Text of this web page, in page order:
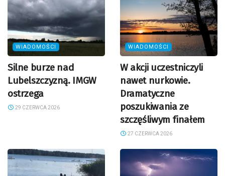
WIADOMOŚCI
Silne burze nad
Lubelszczyzną. IMGW
ostrzega
29 CZERWCA 2026
WIADOMOŚCI
W akcji uczestniczyli
nawet nurkowie.
Dramatyczne
poszukiwania ze
szczęśliwym finałem
27 CZERWCA 2026